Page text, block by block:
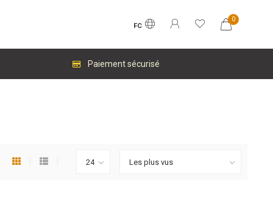
FC
0
Paiement sécurisé